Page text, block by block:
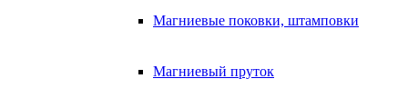
Магниевые поковки, штамповки
Магниевый пруток